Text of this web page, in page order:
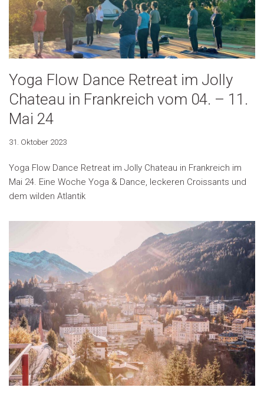
Yoga Flow Dance Retreat im Jolly
Chateau in Frankreich vom 04. – 11.
Mai 24
31. Oktober 2023
Yoga Flow Dance Retreat im Jolly Chateau in Frankreich im
Mai 24. Eine Woche Yoga & Dance, leckeren Croissants und
dem wilden Atlantik